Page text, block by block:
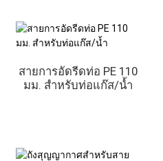
สายการอัดรีดท่อ PE 110
มม. สำหรับท่อแก๊ส/น้ำ